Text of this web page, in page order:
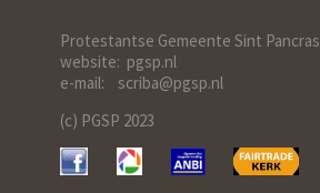
Protestantse Gemeente Sint Pancras
website: pgsp.nl
e-mail: scriba@pgsp.nl
(c) PGSP 2023